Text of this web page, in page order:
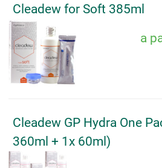
Cleadew for Soft 385ml
a
Cleadew GP Hydra One
360ml + 1x 60ml)